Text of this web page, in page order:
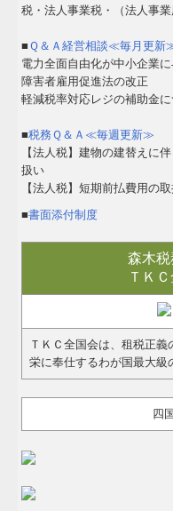
税・法人事業税・（法人事
■ Ｑ＆Ａ経営相談≪毎月更新
電力全面自由化が中小企業
障害者雇用促進法の改正
軽減税率対応レジの補助金
■税務Ｑ＆Ａ≪毎週更新≫
【法人税】建物の建替えに
扱い
【法人税】短期前払費用の
■書面添付制度
森木
ＴＫ
ＴＫＣ全国会は、租税正
栄に奉仕するわが国最大級
四